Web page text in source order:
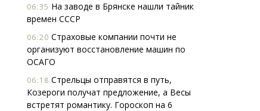
06:35 На заводе в Брянске нашли тайник
времен СССР
06:20 Страховые компании почти не
организуют восстановление машин по
ОСАГО
06:18 Стрельцы отправятся в путь,
Козероги получат предложение, а Весы
встретят романтику. Гороскоп на 6